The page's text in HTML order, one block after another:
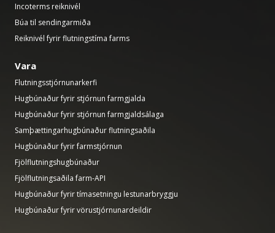
Incoterms reiknivél
Búa til sendingarmiða
Reiknivél fyrir flutningstíma farms
Vara
Flutningsstjórnunarkerfi
Hugbúnaður fyrir stjórnun farmgjalda
Hugbúnaður fyrir stjórnun farmgjaldsálaga
Samþættingarhugbúnaður flutningsaðila
Hugbúnaður fyrir farmstjórnun
Fjölflutningshugbúnaður
Fjölflutningsaðila farm-API
Hugbúnaður fyrir tímasetningu lestunarbryggju
Hugbúnaður fyrir vörustjórnunardeildir